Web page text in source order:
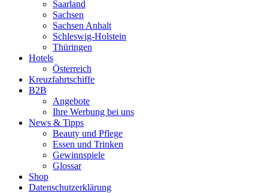
Saarland
Sachsen
Sachsen Anhalt
Schleswig-Holstein
Thüringen
Hotels
Österreich
Kreuzfahrtschiffe
B2B
Angebote
Ihre Werbung bei uns
News & Tipps
Beauty und Pflege
Essen und Trinken
Gewinnspiele
Glossar
Shop
Datenschutzerklärung